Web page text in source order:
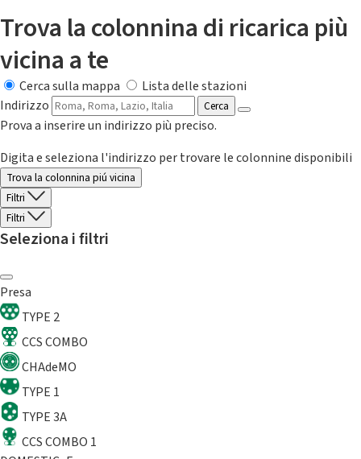
Trova la colonnina di ricarica più
vicina a te
Cerca sulla mappa
Lista delle stazioni
Indirizzo
Cerca
Prova a inserire un indirizzo più preciso.
Digita e seleziona l'indirizzo per trovare le colonnine disponibili
Trova la colonnina piú vicina
Filtri
Filtri
Seleziona i filtri
Presa
TYPE 2
CCS COMBO
CHAdeMO
TYPE 1
TYPE 3A
CCS COMBO 1